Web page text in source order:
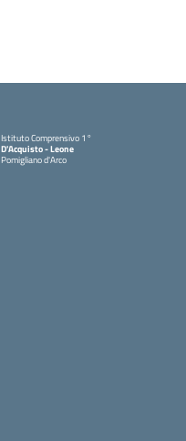
Istituto Comprensivo 1°
D'Acquisto - Leone
Pomigliano d'Arco
— Visita la pagina iniziale della scuola